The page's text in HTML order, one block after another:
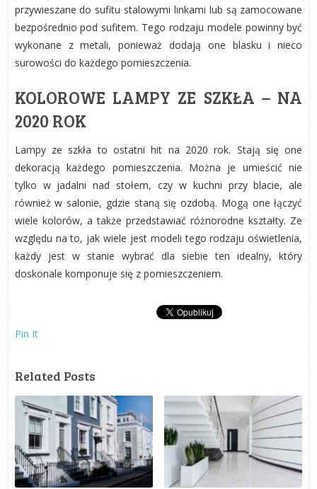
przywieszane do sufitu stalowymi linkami lub są zamocowane
bezpośrednio pod sufitem. Tego rodzaju modele powinny być
wykonane z metali, ponieważ dodają one blasku i nieco
surowości do każdego pomieszczenia.
KOLOROWE LAMPY ZE SZKŁA – NA
2020 ROK
Lampy ze szkła to ostatni hit na 2020 rok. Stają się one
dekoracją każdego pomieszczenia. Można je umieścić nie
tylko w jadalni nad stołem, czy w kuchni przy blacie, ale
również w salonie, gdzie staną się ozdobą. Mogą one łączyć
wiele kolorów, a także przedstawiać różnorodne kształty. Ze
względu na to, jak wiele jest modeli tego rodzaju oświetlenia,
każdy jest w stanie wybrać dla siebie ten idealny, który
doskonale komponuje się z pomieszczeniem.
Pin It
Related Posts